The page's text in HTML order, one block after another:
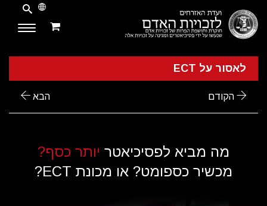
לאסור על ECT
הקודם הבא
מה מביא לפסיכיאטר יותר כסף?
מכשיר כספומט? או מכונת ECT?